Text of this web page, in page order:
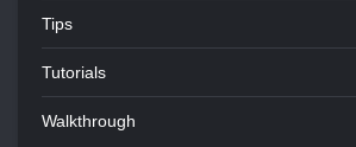
Tips
Tutorials
Walkthrough